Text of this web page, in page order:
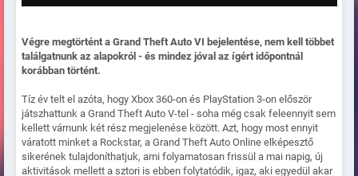
Végre megtörtént a Grand Theft Auto VI bejelentése, nem kell többet
találgatnunk az alapokról - és mindez jóval az ígért időpontnál
korábban történt.
Tíz év telt el azóta, hogy Xbox 360-on és PlayStation 3-on először
játszhattunk a Grand Theft Auto V-tel - soha még csak feleennyit sem
kellett várnunk két rész megjelenése között. Azt, hogy most ennyit
váratott minket a Rockstar, a Grand Theft Auto Online elképesztő
sikerének tulajdoníthatjuk, ami folyamatosan frissül a mai napig, új
aktivitások mellett a sztori is ebben folytatódik, igaz, aki egyedül akar